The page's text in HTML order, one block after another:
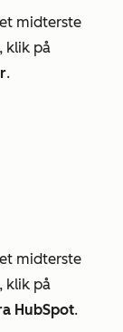
midterste
klik på
.
midterste
klik på
HubSpot.